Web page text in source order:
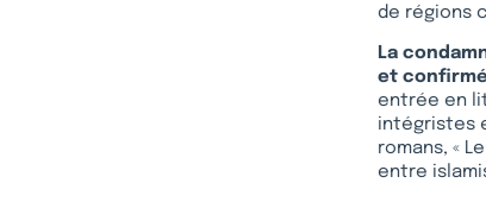
de régions
La
et confirmé
entrée en
intégristes
romans, «
entre